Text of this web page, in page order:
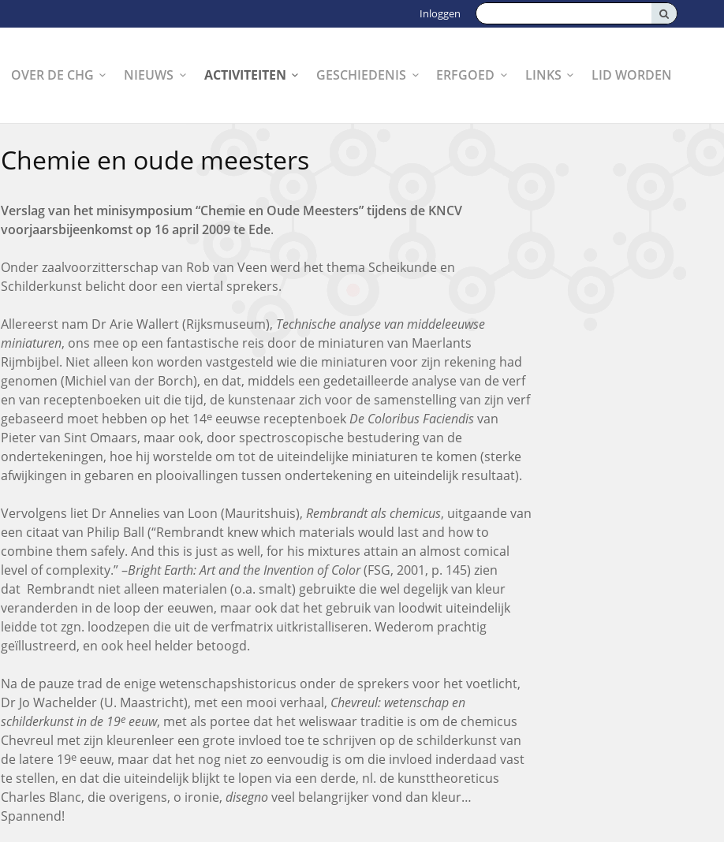
Zoeken:
Inloggen
OVER DE CHG NIEUWS ACTIVITEITEN GESCHIEDENIS ERFGOED LINKS LID WORDEN
Chemie en oude meesters
Verslag van het minisymposium “Chemie en Oude Meesters” tijdens de KNCV
voorjaarsbijeenkomst op 16 april 2009 te Ede.
Onder zaalvoorzitterschap van Rob van Veen werd het thema Scheikunde en
Schilderkunst belicht door een viertal sprekers.
Allereerst nam Dr Arie Wallert (Rijksmuseum), Technische analyse van middeleeuwse
miniaturen, ons mee op een fantastische reis door de miniaturen van Maerlants
Rijmbijbel. Niet alleen kon worden vastgesteld wie die miniaturen voor zijn rekening had
genomen (Michiel van der Borch), en dat, middels een gedetailleerde analyse van de verf
en van receptenboeken uit die tijd, de kunstenaar zich voor de samenstelling van zijn verf
gebaseerd moet hebben op het 14eeeuwse receptenboekDe Coloribus Faciendisvan
Pieter van Sint Omaars, maar ook, door spectroscopische bestudering van de
ondertekeningen, hoe hij worstelde om tot de uiteindelijke miniaturen te komen (sterke
afwijkingen in gebaren en plooivallingen tussen ondertekening en uiteindelijk resultaat).
Vervolgens liet Dr Annelies van Loon (Mauritshuis), Rembrandt als chemicus, uitgaande van
een citaat van Philip Ball (“Rembrandt knew which materials would last and how to
combine them safely. And this is just as well, for his mixtures attain an almost comical
level of complexity.” –Bright Earth: Art and the Invention of Color(FSG, 2001, p. 145) zien
dat Rembrandt niet alleen materialen (o.a. smalt) gebruikte die wel degelijk van kleur
veranderden in de loop der eeuwen, maar ook dat het gebruik van loodwit uiteindelijk
leidde tot zgn. loodzepen die uit de verfmatrix uitkristalliseren. Wederom prachtig
geïllustreerd, en ook heel helder betoogd.
Na de pauze trad de enige wetenschapshistoricus onder de sprekers voor het voetlicht,
Dr Jo Wachelder (U. Maastricht), met een mooi verhaal, Chevreul: wetenschap en
schilderkunst in de 19eeeuw, met als portee dat het weliswaar traditie is om de chemicus
Chevreul met zijn kleurenleer een grote invloed toe te schrijven op de schilderkunst van
de latere 19eeeuw, maar dat het nog niet zo eenvoudig is om die invloed inderdaad vast
te stellen, en dat die uiteindelijk blijkt te lopen via een derde, nl. de kunsttheoreticus
Charles Blanc, die overigens, o ironie, disegnoveel belangrijker vond dan kleur…
Spannend!